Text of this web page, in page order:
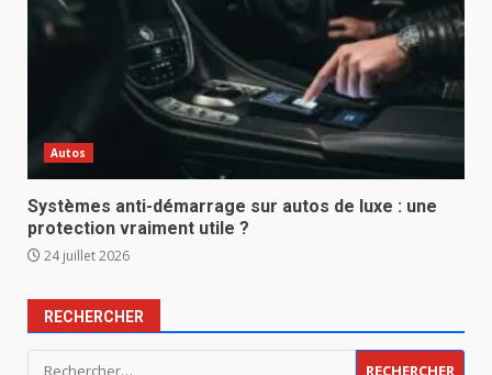
Autos
Systèmes anti-démarrage sur autos de luxe : une
protection vraiment utile ?
24 juillet 2026
RECHERCHER
Rechercher :